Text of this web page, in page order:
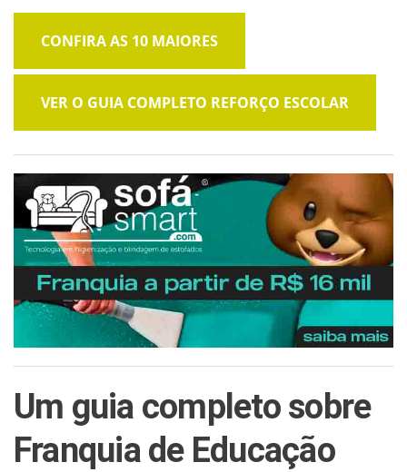
CONFIRA AS 10 MAIORES
VER O GUIA COMPLETO REFORÇO ESCOLAR
Um guia completo sobre
Franquia de Educação